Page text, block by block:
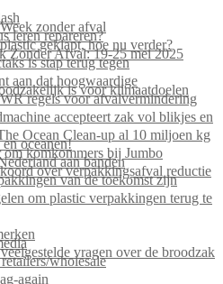
zonder afval
leren repareren?
geklapt, hoe nu verder?
Zonder Afval: 19-25 mei 2025
is stap terug tegen
aan dat hoogwaardige
is voor klimaatdoelen
regels voor afvalvermindering
accepteert zak vol blikjes en
Ocean Clean-up al 10 miljoen kg
oceanen!
om komkommers bij Jumbo
aan banden
over verpakkingsafval reductie
van de toekomst zijn
om plastic verpakkingen terug te
vragen over de broodzak
wholesale
again